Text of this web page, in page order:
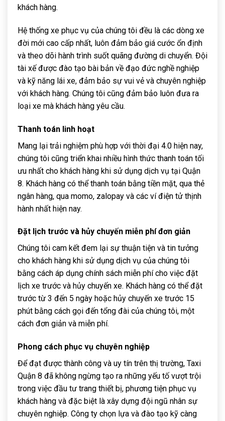
khách hàng.
Hệ thống xe phục vụ của chúng tôi đều là các dòng xe
đời mới cao cấp nhất, luôn đảm bảo giá cước ổn định
và theo dõi hành trình suốt quãng đường di chuyển. Đội
tài xế được đào tạo bài bản về đạo đức nghề nghiệp
và kỹ năng lái xe, đảm bảo sự vui vẻ và chuyên nghiệp
với khách hàng. Chúng tôi cũng đảm bảo luôn đưa ra
loại xe mà khách hàng yêu cầu.
Thanh toán linh hoạt
Mang lại trải nghiệm phù hợp với thời đại 4.0 hiện nay,
chúng tôi cũng triển khai nhiều hình thức thanh toán tối
ưu nhất cho khách hàng khi sử dụng dịch vụ tại Quận
8. Khách hàng có thể thanh toán bằng tiền mặt, qua thẻ
ngân hàng, qua momo, zalopay và các ví điện tử thịnh
hành nhất hiện nay.
Đặt lịch trước và hủy chuyến miễn phí đơn giản
Chúng tôi cam kết đem lại sự thuận tiện và tin tưởng
cho khách hàng khi sử dụng dịch vụ của chúng tôi
bằng cách áp dụng chính sách miễn phí cho việc đặt
lịch xe trước và hủy chuyến xe. Khách hàng có thể đặt
trước từ 3 đến 5 ngày hoặc hủy chuyến xe trước 15
phút bằng cách gọi đến tổng đài của chúng tôi, một
cách đơn giản và miễn phí.
Phong cách phục vụ chuyên nghiệp
Để đạt được thành công và uy tín trên thị trường, Taxi
Quận 8 đã không ngừng tạo ra những yếu tố vượt trội
trong việc đầu tư trang thiết bị, phương tiện phục vụ
khách hàng và đặc biệt là xây dựng đội ngũ nhân sự
chuyên nghiệp. Công ty chọn lựa và đào tạo kỹ càng